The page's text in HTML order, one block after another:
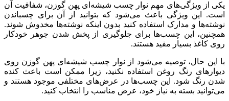
یکی از ویژگی‌های مهم نوار چسب شیشه‌ای پهن گوزن، شفافیت آن
است. این ویژگی باعث می‌شود که بتوانید از آن برای چسباندن
نوشته‌ها و مدارک استفاده کنید بدون اینکه نوشته‌ها مخدوش شوند.
همچنین، این چسب‌ها برای جلوگیری از پخش شدن جوهر خودکار
روی کاغذ بسیار مفید هستند.
با این حال، توصیه می‌شود از نوار چسب شیشه‌ای پهن گوزن روی
دیوارهای رنگ روغن استفاده نکنید، زیرا ممکن است باعث کنده
شدن رنگ شود. این چسب‌ها در عرض‌های مختلفی موجود هستند و
می‌توانید بسته به نیاز خود، عرض مناسب را انتخاب کنید.